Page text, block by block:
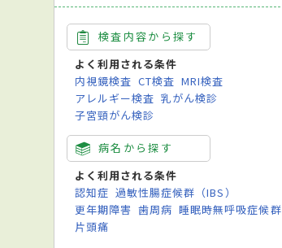
検査内容から探す
よく利用される条件
内視鏡検査 CT検査 MRI検査
アレルギー検査 乳がん検診
子宮頸がん検診
病名から探す
よく利用される条件
認知症 過敏性腸症候群（IBS）
更年期障害 歯周病 睡眠時無呼吸症候群
片頭痛